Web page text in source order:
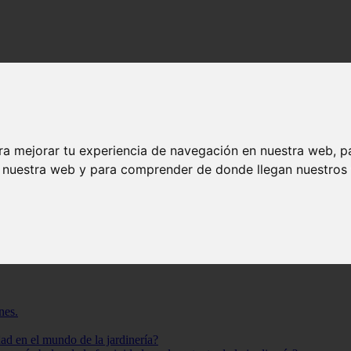
mejorar tu experiencia de navegación en nuestra web,
web y para comprender de donde llegan nuestros
la feminidad y cómo cultivarla en
desde hace siglos. ¿Te gustaría saber cuál es? Sigue leyendo
en el mundo de la jardinería?